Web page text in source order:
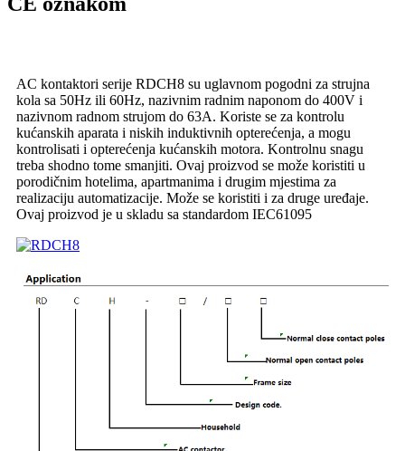
AC kontaktori serije RDCH8 su uglavnom pogodni za strujna
kola sa 50Hz ili 60Hz, nazivnim radnim naponom do 400V i
nazivnom radnom strujom do 63A. Koriste se za kontrolu
kućanskih aparata i niskih induktivnih opterećenja, a mogu
kontrolisati i opterećenja kućanskih motora. Kontrolnu snagu
treba shodno tome smanjiti. Ovaj proizvod se može koristiti u
porodičnim hotelima, apartmanima i drugim mjestima za
realizaciju automatizacije. Može se koristiti i za druge uređaje.
Ovaj proizvod je u skladu sa standardom IEC61095